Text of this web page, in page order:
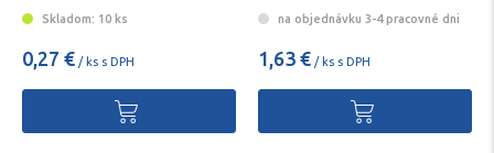
Skladom: 10 ks
0,27 € / ks s DPH
na objednávku 3-4 pracovné dni
1,63 € / ks s DPH